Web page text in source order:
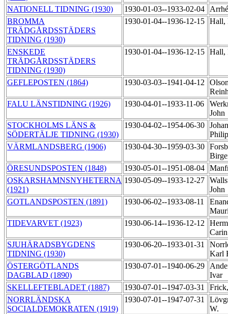
NATIONELL TIDNING (1930)
1930-01-03--1933-02-04
BROMMA
TRÄDGÅRDSSTÄDERS
TIDNING (1930)
1930-01-04--1936-12-15
ENSKEDE
TRÄDGÅRDSSTÄDERS
TIDNING (1930)
1930-01-04--1936-12-15
GEFLEPOSTEN (1864) 1930-03-03--1941-04-12
FALU LÄNSTIDNING (1926)
1930-04-01--1933-11-06
John
STOCKHOLMS LÄNS &
SÖDERTÄLJE TIDNING (1930)
1930-04-02--1954-06-30
VÄRMLANDSBERG (1906)
1930-04-30--1959-03-30
ÖRESUNDSPOSTEN (1848)
1930-05-01--1951-08-04
OSKARSHAMNSNYHETERNA
(1921)
1930-05-09--1933-12-27
John
GOTLANDSPOSTEN (1891)
1930-06-02--1933-08-11
TIDEVARVET (1923)
1930-06-14--1936-12-12
SJUHÄRADSBYGDENS
TIDNING (1930)
1930-06-20--1933-01-31
Karl
ÖSTERGÖTLANDS
DAGBLAD (1890)
1930-07-01--1940-06-29
Ivar
SKELLEFTEBLADET (1887)
1930-07-01--1947-03-31
NORRLÄNDSKA
SOCIALDEMOKRATEN (1919)
1930-07-01--1947-07-31
W.